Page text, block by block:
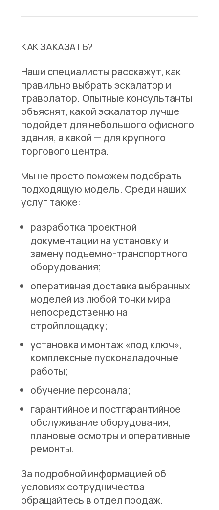
КАК ЗАКАЗАТЬ?
Наши специалисты расскажут, как
правильно выбрать эскалатор и
траволатор. Опытные консультанты
объяснят, какой эскалатор лучше
подойдет для небольшого офисного
здания, а какой — для крупного
торгового центра.
Мы не просто поможем подобрать
подходящую модель. Среди наших
услуг также:
разработка проектной
документации на установку и
замену подъемно-транспортного
оборудования;
оперативная доставка выбранных
моделей из любой точки мира
непосредственно на
стройплощадку;
установка и монтаж «под ключ»,
комплексные пусконаладочные
работы;
обучение персонала;
гарантийное и постгарантийное
обслуживание оборудования,
плановые осмотры и оперативные
ремонты.
За подробной информацией об
условиях сотрудничества
обращайтесь в отдел продаж.